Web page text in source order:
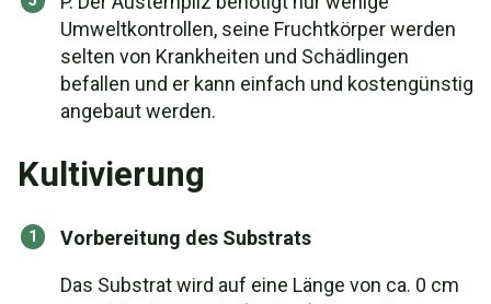
Umweltkontrollen, seine Fruchtkörper werden
selten von Krankheiten und Schädlingen
befallen und er kann einfach und kostengünstig
angebaut werden.
Kultivierung
Vorbereitung des Substrats
Das Substrat wird auf eine Länge von ca. 0 cm